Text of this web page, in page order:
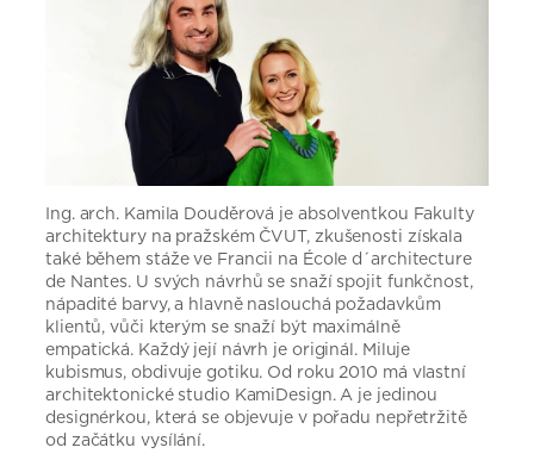
Ing. arch. Kamila Douděrová je absolventkou Fakulty
architektury na pražském ČVUT, zkušenosti získala
také během stáže ve Francii na École d´architecture
de Nantes. U svých návrhů se snaží spojit funkčnost,
nápadité barvy, a hlavně naslouchá požadavkům
klientů, vůči kterým se snaží být maximálně
empatická. Každý její návrh je originál. Miluje
kubismus, obdivuje gotiku. Od roku 2010 má vlastní
architektonické studio KamiDesign. A je jedinou
designérkou, která se objevuje v pořadu nepřetržitě
od začátku vysílání.